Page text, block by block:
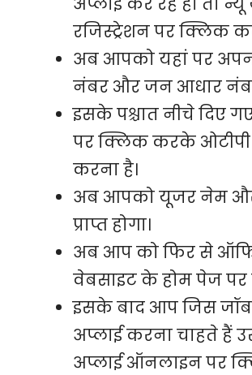
रजिस्ट्रेशन पर क्लिक
अब आपको यहां पर
नंबर और जन आधार
इसके पश्चात नीचे दिए
पर क्लिक करके ओटीपी
करना है।
अब आपको यूजर नेम और
प्राप्त होगा।
अब आप को फिर से
वेबसाइट के होम पेज पर
इसके बाद आप जिस
अप्लाई करना चाहते हैं
अप्लाई ऑनलाइन पर